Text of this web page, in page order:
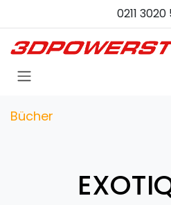
Zum Inhalt springen0211 3020
Bücher